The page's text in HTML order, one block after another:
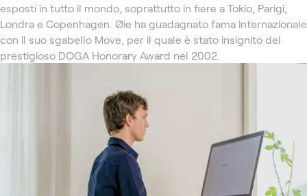
esposti in tutto il mondo, soprattutto in fiere a Tokio, Parigi,
Londra e Copenhagen. Øie ha guadagnato fama internazionale
con il suo sgabello Move, per il quale è stato insignito del
prestigioso DOGA Honorary Award nel 2002.